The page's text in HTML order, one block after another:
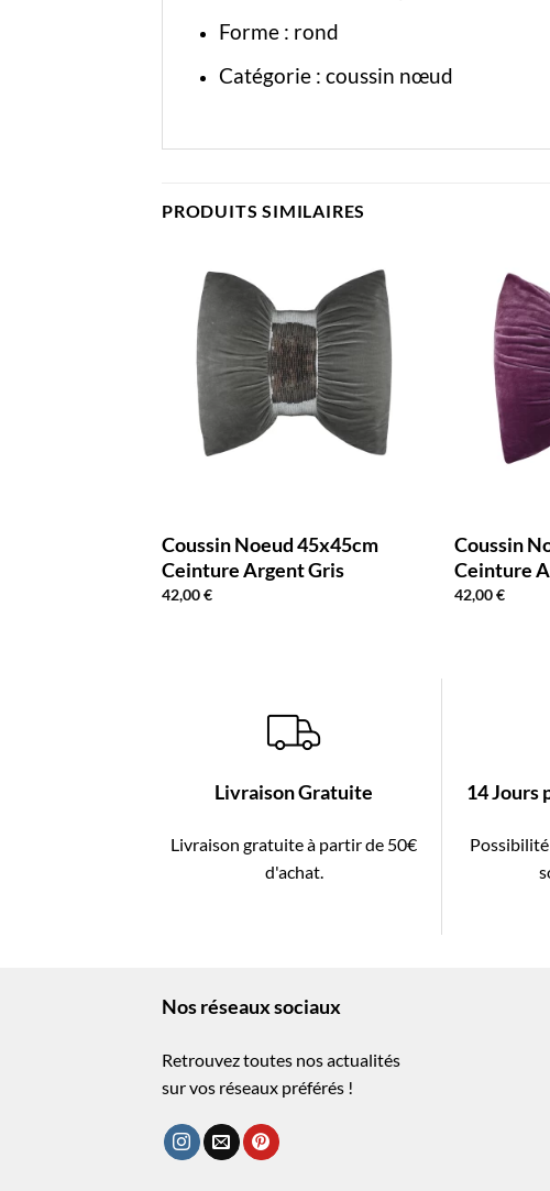
Forme : rond
Catégorie : coussin nœud
PRODUITS SIMILAIRES
Coussin Noeud 45x45cm
Ceinture Argent Gris
42,00€
Coussin
Ceinture
42,00€
Livraison Gratuite
Livraison gratuite à partir de 50€
d'achat.
14 Jours
Nos réseaux sociaux
Retrouvez toutes nos actualités
sur vos réseaux préférés !